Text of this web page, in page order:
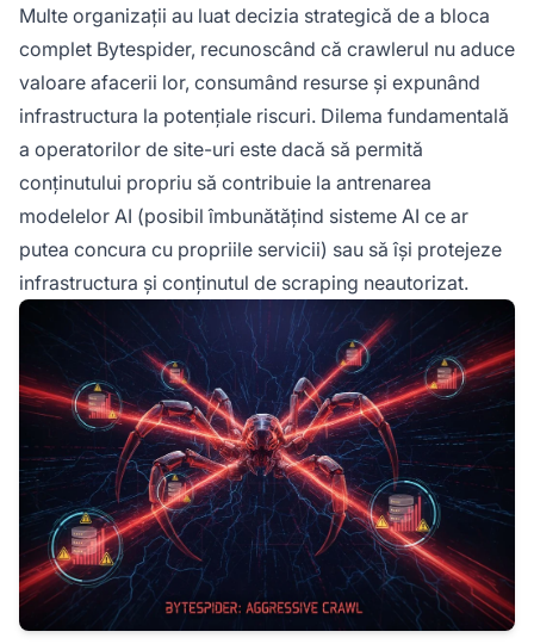
Multe organizații au luat decizia strategică de a bloca
complet Bytespider, recunoscând că crawlerul nu aduce
valoare afacerii lor, consumând resurse și expunând
infrastructura la potențiale riscuri. Dilema fundamentală
a operatorilor de site-uri este dacă să permită
conținutului propriu să contribuie la antrenarea
modelelor AI (posibil îmbunătățind sisteme AI ce ar
putea concura cu propriile servicii) sau să își protejeze
infrastructura și conținutul de scraping neautorizat.